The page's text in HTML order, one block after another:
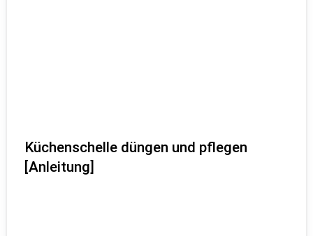
Küchenschelle düngen und pflegen
[Anleitung]